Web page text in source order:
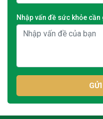
Nhập vấn đề sức khỏe